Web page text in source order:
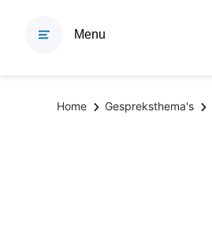
Menu
Kruimelpad
Home Gespreksthema's